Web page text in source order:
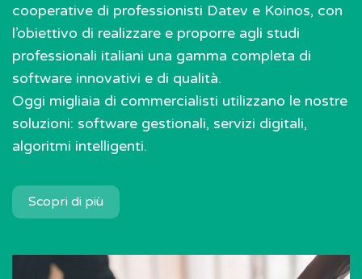
cooperative di professionisti Datev e Koinos, con
l’obiettivo di realizzare e proporre agli studi
professionali italiani una gamma completa di
software innovativi e di qualità.
Oggi migliaia di commercialisti utilizzano le nostre
soluzioni: software gestionali, servizi digitali,
algoritmi intelligenti.
Scopri di più